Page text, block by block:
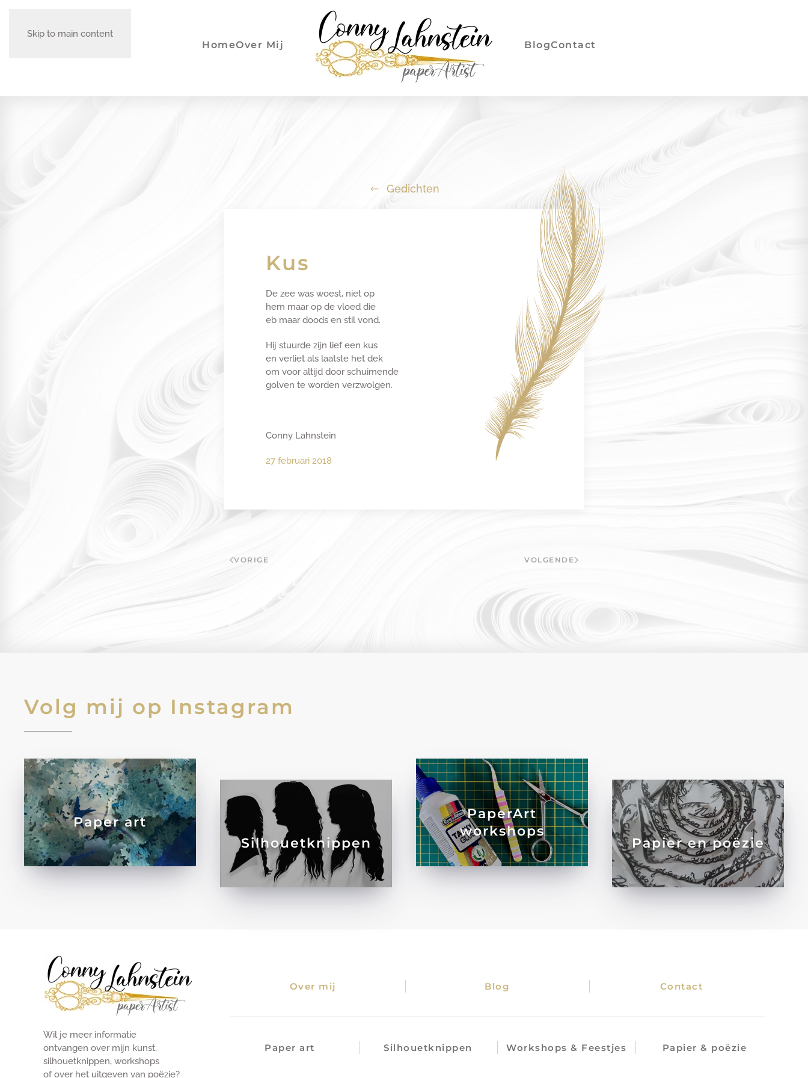
Skip to main content
HomeOver Mij BlogContact
Gedichten
Kus
De zee was woest, niet op
hem maar op de vloed die
eb maar doods en stil vond.
Hij stuurde zijn lief een kus
en verliet als laatste het dek
om voor altijd door schuimende
golven te worden verzwolgen.
Conny Lahnstein
27 februari 2018
VORIGE VOLGENDE
Volg mij op Instagram
Paper art
Silhouetknippen
PaperArt
workshops
Papier en poëzie
Wil je meer informatie
ontvangen over mijn kunst,
silhouetknippen, workshops
of over het uitgeven van poëzie?
Over mij Blog Contact
Paper art Silhouetknippen Workshops & Feestjes Papier & poëzie